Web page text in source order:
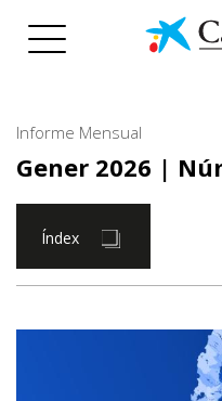
Informe Mensual
Gener 2026 |
Índex